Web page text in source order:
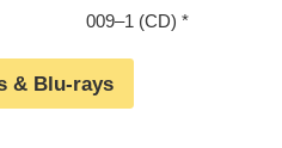
009⁠–⁠1 (CD)
& Blu-rays